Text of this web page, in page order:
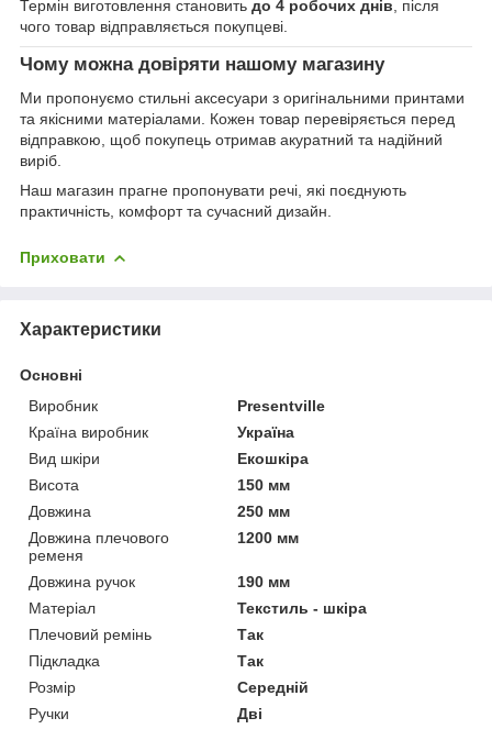
Термін виготовлення становить до 4 робочих днів , після
чого товар відправляється покупцеві.
Чому можна довіряти нашому магазину
Ми пропонуємо стильні аксесуари з оригінальними принтами
та якісними матеріалами. Кожен товар перевіряється перед
відправкою, щоб покупець отримав акуратний та надійний
виріб.
Наш магазин прагне пропонувати речі, які поєднують
практичність, комфорт та сучасний дизайн.
Приховати
Характеристики
Основні
Виробник
Presentville
Країна виробник
Україна
Вид шкіри
Екошкіра
Висота
150 мм
Довжина
250 мм
Довжина плечового
ременя
1200 мм
Довжина ручок
190 мм
Матеріал
Текстиль - шкіра
Плечовий ремінь
Так
Підкладка
Так
Розмір
Середній
Ручки
Дві